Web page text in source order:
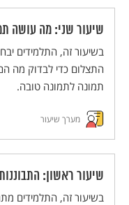
שיעור שני: מה עושה
בשיעור זה, התלמידים
התצלום כדי לבדוק מה
תמונה לתמונה טובה.
מערך שיעור
שיעור ראשון:
בשיעור זה, התלמידים